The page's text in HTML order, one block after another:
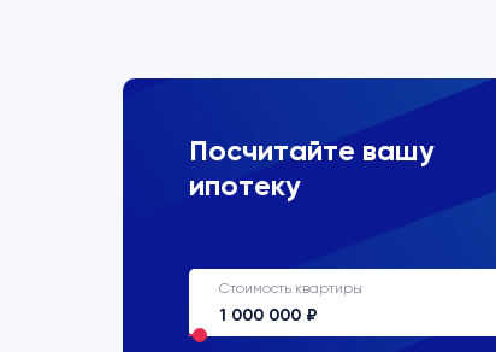
Посчитайте вашу
ипотеку
Стоимость квартиры
ВТБ
Процентная ставка
Срок кредитования
до 30 лет